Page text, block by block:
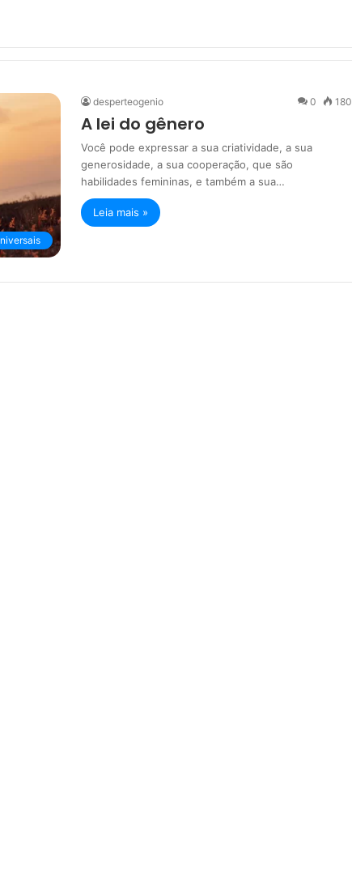
desperteogenio 0 180
A lei do gênero
Você pode expressar a sua criatividade, a sua
generosidade, a sua cooperação, que são
habilidades femininas, e também a sua…
Leia mais »